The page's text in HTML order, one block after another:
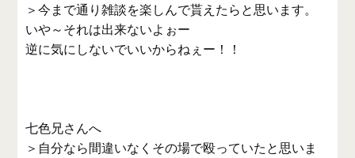
＞今まで通り雑談を楽しんで貰えたらと思います。
いや～それは出来ないよぉー
逆に気にしないでいいからねぇー！！
七色兄さんへ
＞自分なら間違いなくその場で殴っていたと思いま